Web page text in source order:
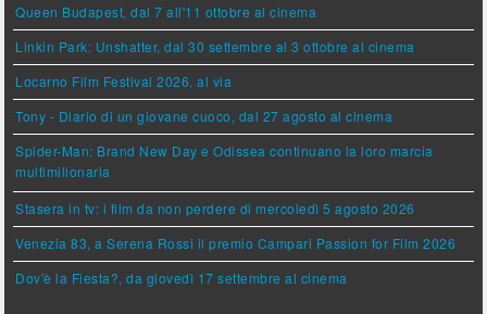
Queen Budapest, dal 7 all'11 ottobre al cinema
Linkin Park: Unshatter, dal 30 settembre al 3 ottobre al cinema
Locarno Film Festival 2026, al via
Tony - Diario di un giovane cuoco, dal 27 agosto al cinema
Spider-Man: Brand New Day e Odissea continuano la loro marcia
multimilionaria
Stasera in tv: i film da non perdere di mercoledì 5 agosto 2026
Venezia 83, a Serena Rossi il premio Campari Passion for Film 2026
Dov'è la Fiesta?, da giovedì 17 settembre al cinema